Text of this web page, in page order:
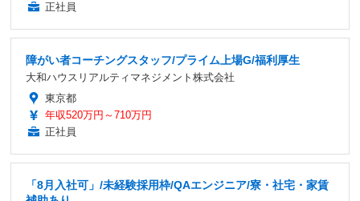
正社員
障がい者コーチングスタッフ/プライム上場G/福利厚生
大和ハウスリアルティマネジメント株式会社
東京都
年収520万円～710万円
正社員
「8月入社可」/未経験採用枠/QAエンジニア/寮・社宅・家賃